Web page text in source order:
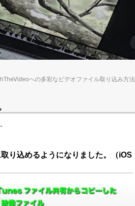
への多彩なビデオファイル取り込み方法
り込めるようになりました。（iOS